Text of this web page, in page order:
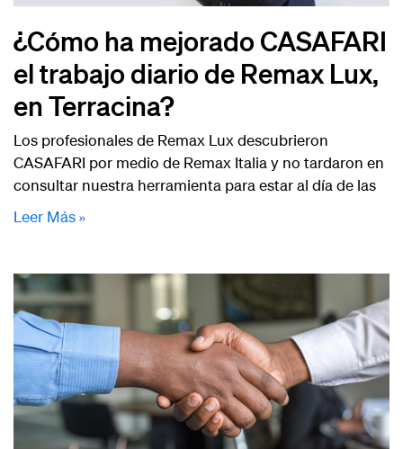
¿Cómo ha mejorado CASAFARI
el trabajo diario de Remax Lux,
en Terracina?
Los profesionales de Remax Lux descubrieron
CASAFARI por medio de Remax Italia y no tardaron en
consultar nuestra herramienta para estar al día de las
Leer Más »